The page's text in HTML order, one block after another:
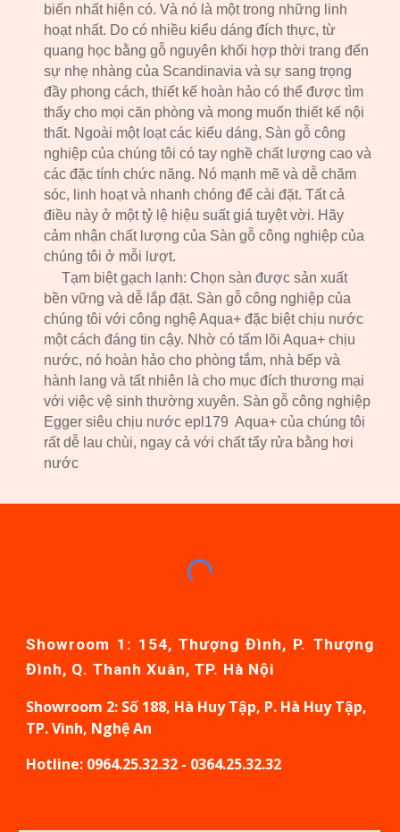
biến nhất hiện có. Và nó là một trong những linh
hoạt nhất. Do có nhiều kiểu dáng đích thực, từ
quang học bằng gỗ nguyên khối hợp thời trang đến
sự nhẹ nhàng của Scandinavia và sự sang trọng
đầy phong cách, thiết kế hoàn hảo có thể được tìm
thấy cho mọi căn phòng và mong muốn thiết kế nội
thất. Ngoài một loạt các kiểu dáng, Sàn gỗ công
nghiệp của chúng tôi có tay nghề chất lượng cao và
các đặc tính chức năng. Nó mạnh mẽ và dễ chăm
sóc, linh hoạt và nhanh chóng để cài đặt. Tất cả
điều này ở một tỷ lệ hiệu suất giá tuyệt vời. Hãy
cảm nhận chất lượng của Sàn gỗ công nghiệp của
chúng tôi ở mỗi lượt.
Tạm biệt gạch lạnh: Chọn sàn được sản xuất
bền vững và dễ lắp đặt. Sàn gỗ công nghiệp của
chúng tôi với công nghệ Aqua+ đặc biệt chịu nước
một cách đáng tin cậy. Nhờ có tấm lõi Aqua+ chịu
nước, nó hoàn hảo cho phòng tắm, nhà bếp và
hành lang và tất nhiên là cho mục đích thương mại
với việc vệ sinh thường xuyên. Sàn gỗ công nghiệp
Egger siêu chịu nước epl179 Aqua+ của chúng tôi
rất dễ lau chùi, ngay cả với chất tẩy rửa bằng hơi
nước
Showroom 1: 154, Thượng Đình, P. Thượng
Đình, Q. Thanh Xuân, TP. Hà Nội
Showroom 2: Số 188, Hà Huy Tập, P. Hà Huy Tập,
TP. Vinh, Nghệ An
Hotline: 0964.25.32.32 - 0364.25.32.32